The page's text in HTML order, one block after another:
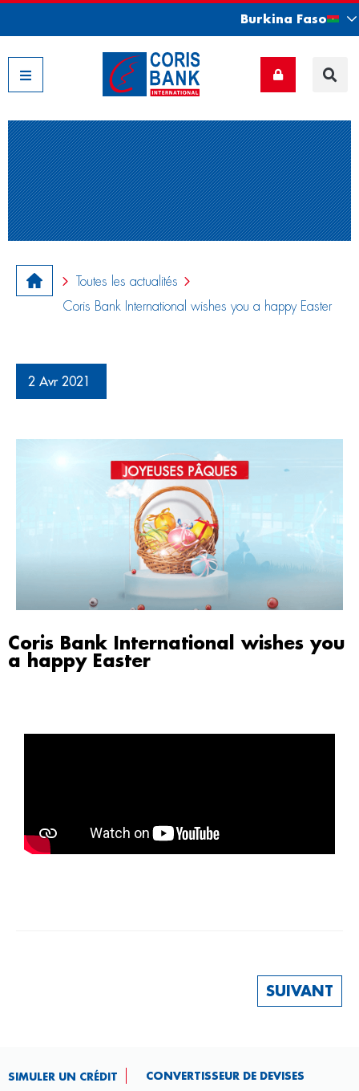
Burkina Faso
Toutes les actualités
Coris Bank International wishes you a happy Easter
2 Avr 2021
Coris Bank International wishes you
a happy Easter
SUIVANT
SIMULER UN CRÉDIT CONVERTISSEUR DE DEVISES​